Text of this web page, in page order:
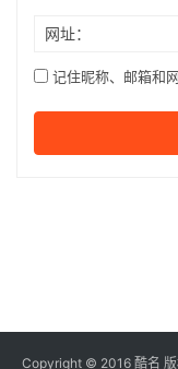
网址：
记住昵称、邮箱和
Copyright © 2016 酷名